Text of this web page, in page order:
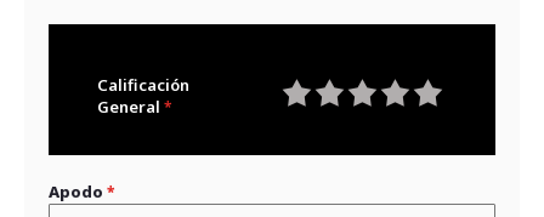
Calificación
General
Apodo